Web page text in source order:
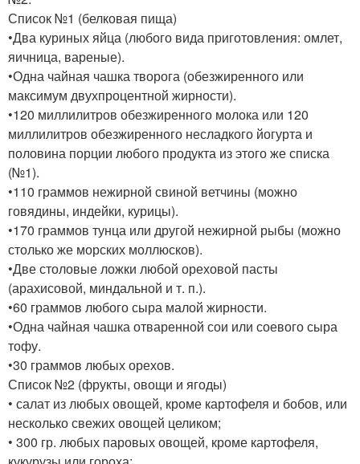
Список №1 (белковая пища)
•Два куриных яйца (любого вида приготовления: омлет,
яичница, вареные).
•Одна чайная чашка творога (обезжиренного или
максимум двухпроцентной жирности).
•120 миллилитров обезжиренного молока или 120
миллилитров обезжиренного несладкого йогурта и
половина порции любого продукта из этого же списка
(№1).
•110 граммов нежирной свиной ветчины (можно
говядины, индейки, курицы).
•170 граммов тунца или другой нежирной рыбы (можно
столько же морских моллюсков).
•Две столовые ложки любой ореховой пасты
(арахисовой, миндальной и т. п.).
•60 граммов любого сыра малой жирности.
•Одна чайная чашка отваренной сои или соевого сыра
тофу.
•30 граммов любых орехов.
Список №2 (фрукты, овощи и ягоды)
• салат из любых овощей, кроме картофеля и бобов, или
несколько свежих овощей целиком;
• 300 гр. любых паровых овощей, кроме картофеля,